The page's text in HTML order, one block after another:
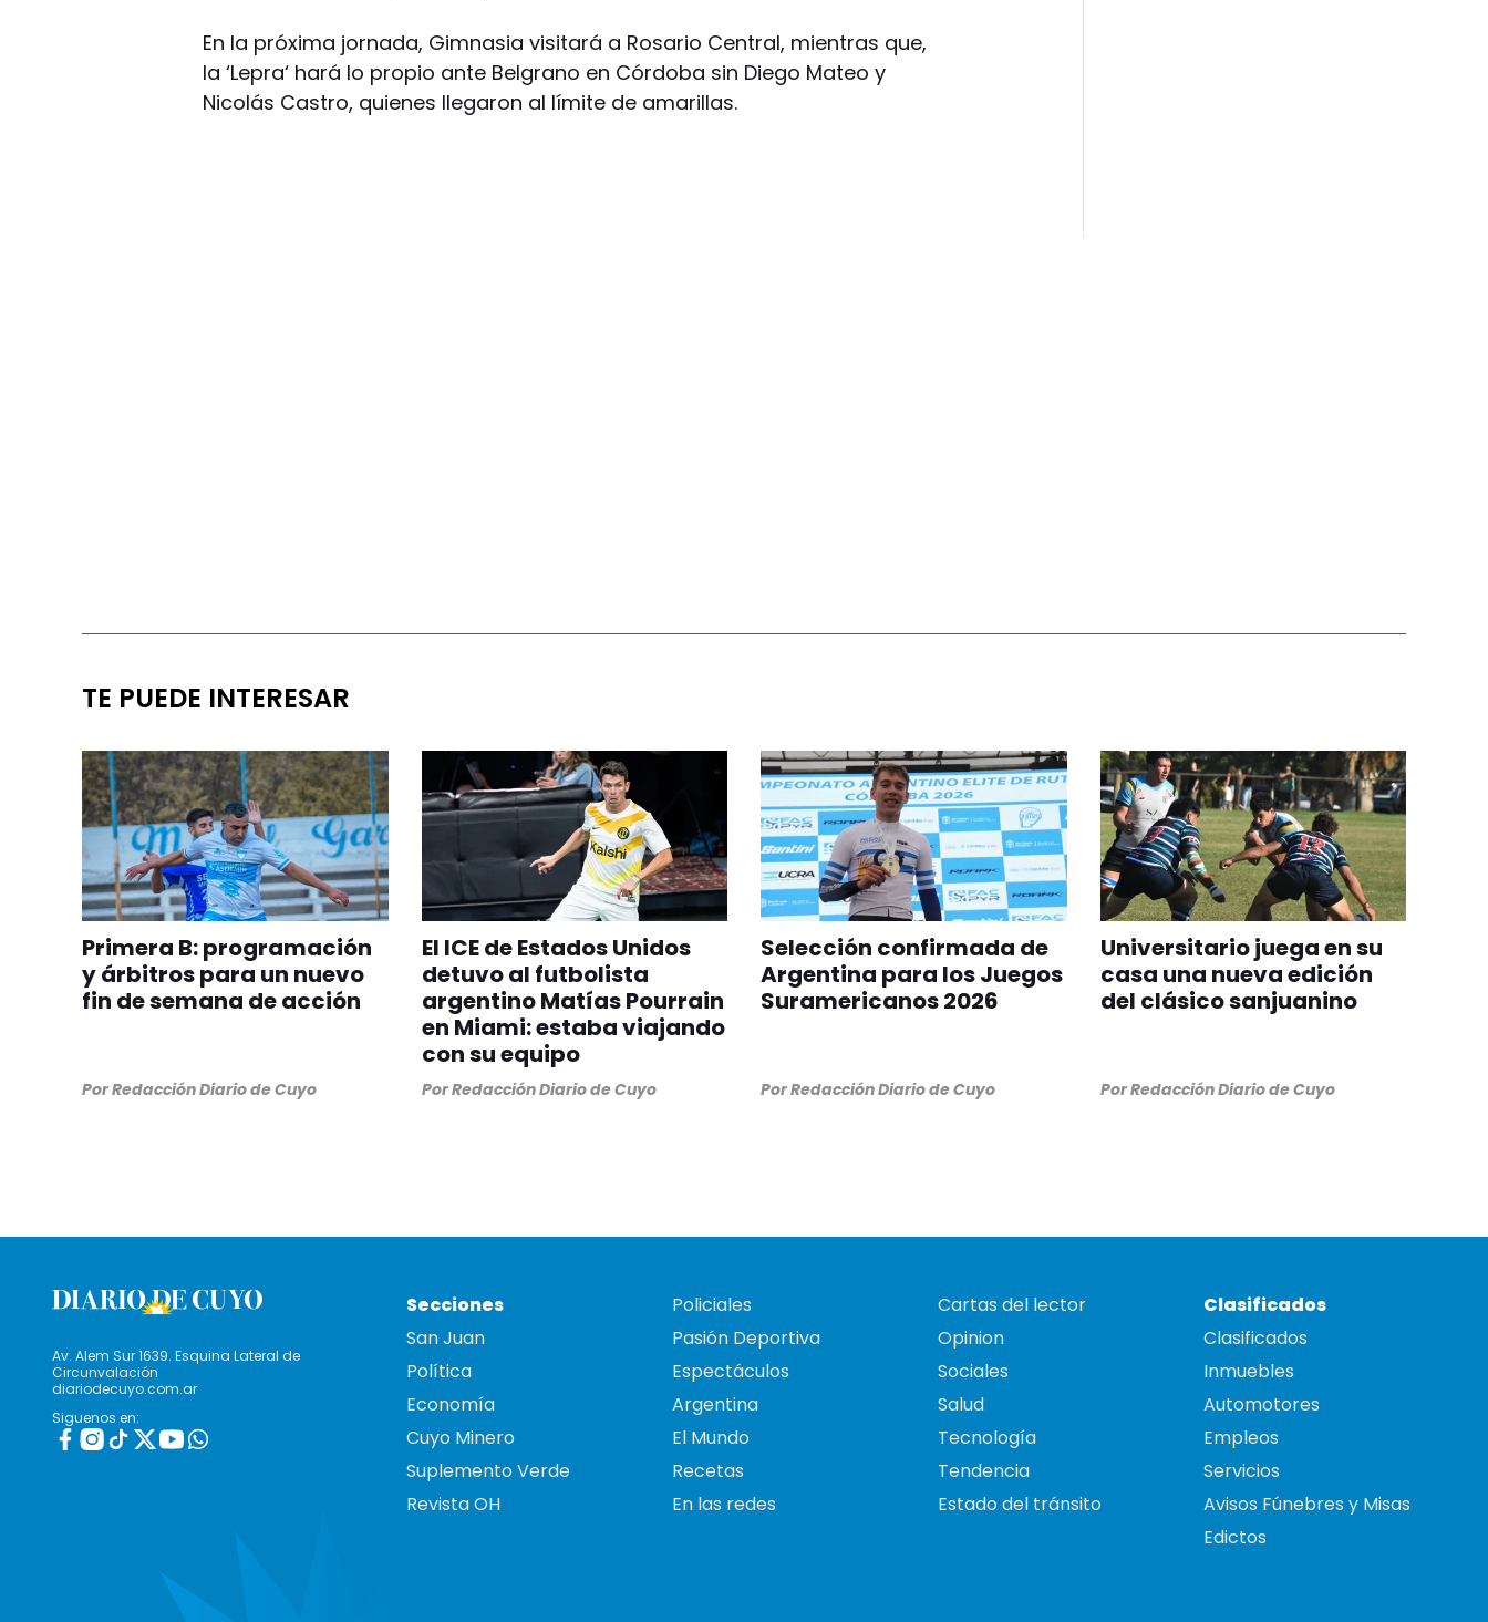
En la próxima jornada, Gimnasia visitará a Rosario Central, mientras que,
la ‘Lepra‘ hará lo propio ante Belgrano en Córdoba sin Diego Mateo y
Nicolás Castro, quienes llegaron al límite de amarillas.
TE PUEDE INTERESAR
Primera B: programación
y árbitros para un nuevo
fin de semana de acción
PorRedacción Diario de Cuyo
El ICE de Estados Unidos
detuvo al futbolista
argentino Matías Pourrain
en Miami: estaba viajando
con su equipo
PorRedacción Diario de Cuyo
Selección confirmada de
Argentina para los Juegos
Suramericanos 2026
PorRedacción Diario de Cuyo
Universitario juega en su
casa una nueva edición
del clásico sanjuanino
PorRedacción Diario de Cuyo
Av. Alem Sur 1639. Esquina Lateral de
Circunvalación
diariodecuyo.com.ar
Siguenos en:
Secciones
San Juan
Política
Economía
Cuyo Minero
Suplemento Verde
Revista OH
Policiales
Pasión Deportiva
Espectáculos
Argentina
El Mundo
Recetas
En las redes
Cartas del lector
Opinion
Sociales
Salud
Tecnología
Tendencia
Estado del tránsito
Clasificados
Clasificados
Inmuebles
Automotores
Empleos
Servicios
Avisos Fúnebres y Misas
Edictos